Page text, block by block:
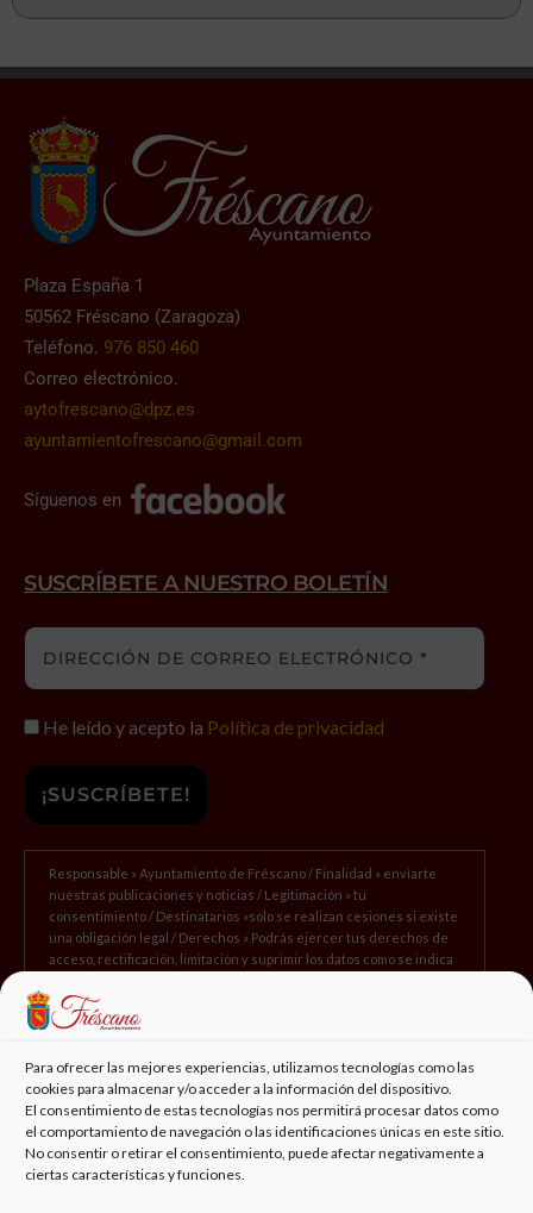
Para ofrecer las mejores experiencias, utilizamos tecnologías como las
cookies para almacenar y/o acceder a la información del dispositivo.
El consentimiento de estas tecnologías nos permitirá procesar datos como
el comportamiento de navegación o las identificaciones únicas en este sitio.
No consentir o retirar el consentimiento, puede afectar negativamente a
ciertas características y funciones.
Plaza España 1
50562 Fréscano (Zaragoza)
Teléfono. 976 850 460
Correo electrónico.
aytofrescano@dpz.es
ayuntamientofrescano@gmail.com
Síguenos en
SUSCRÍBETE A NUESTRO BOLETÍN
He leído y acepto la Política de privacidad
Responsable » Ayuntamiento de Fréscano / Finalidad » enviarte
nuestras publicaciones y noticias / Legitimación » tu
consentimiento / Destinatarios »solo se realizan cesiones si existe
una obligación legal / Derechos » Podrás ejercer tus derechos de
acceso, rectificación, limitación y suprimir los datos como se indica
PALACIO VILLAHERMOSA. Proyecto subvencionado por Fondos Unión Europea,
Plan Recuperacion Transformacion y Resilencia; NextGeneretionEU; Programa de
Impulso a la Rehabilitación de los Edificios Públicos para las Entidades Locales
(PIREP local) – Subvenciones PRTR – MITMA – Ministerio de Transportes,
Movilidad y Agenda Urbana.